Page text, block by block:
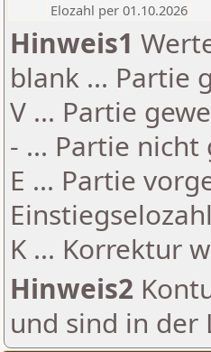
Elozahl per 01.10.2026
Hinweis1
blank ... Partie
V ... Partie
- ... Partie
E ... Partie
K ... Korrektur
Hinweis2
und sind in der